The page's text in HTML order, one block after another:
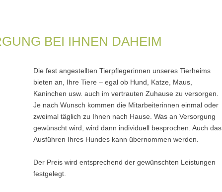
BEI IHNEN DAHEIM
Die fest angestellten Tierpflegerinnen unseres Tierheims
bieten an, Ihre Tiere – egal ob Hund, Katze, Maus,
Kaninchen usw. auch im vertrauten Zuhause zu versorgen.
Je nach Wunsch kommen die Mitarbeiterinnen einmal oder
zweimal täglich zu Ihnen nach Hause. Was an Versorgung
gewünscht wird, wird dann individuell besprochen. Auch das
Ausführen Ihres Hundes kann übernommen werden.
Der Preis wird entsprechend der gewünschten Leistungen
festgelegt.